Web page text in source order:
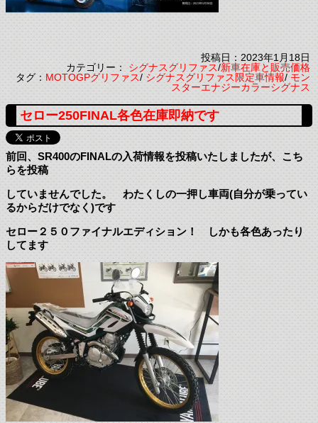
投稿日：2023年1月18日
カテゴリー：シグナスグリファス/新車在庫と販売価格
タグ：MOTOGPグリファス/シグナスグリファス限定車情報/モン
スターエナジーカラーシグナス
セロー250FINAL各色在庫即納です
前回、SR400のFINALの入荷情報を投稿いたしましたが、こち
らを投稿
していませんでした。 わたくしの一押し車両(自分が乗ってい
るからだけでなく)です
セロー２５０ファイナルエディション！ しかも各色あったり
してます